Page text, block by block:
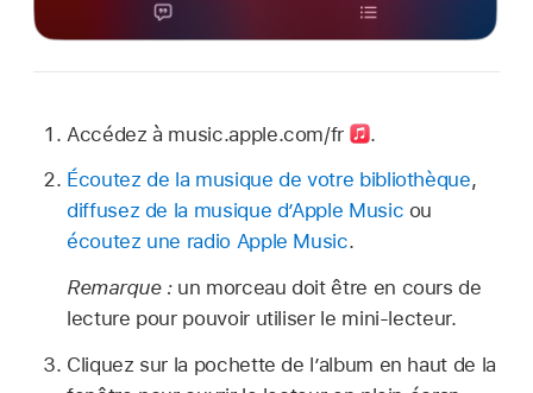
Accédez à music.apple.com/fr
.
Écoutez de la musique de votre bibliothèque,
diffusez de la musique dʼApple Music ou
écoutez une radio Apple Music.
Remarque :un morceau doit être en cours de
lecture pour pouvoir utiliser le mini-lecteur.
Cliquez sur la pochette de lʼalbum en haut de la